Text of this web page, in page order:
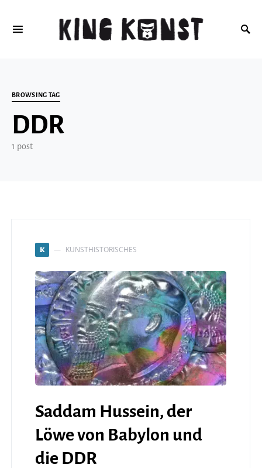
BROWSING TAG
DDR
1 post
K KUNSTHISTORISCHES
Saddam Hussein, der
Löwe von Babylon und
die DDR